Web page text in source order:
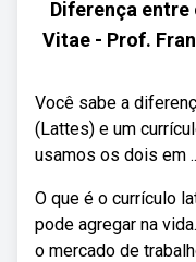
Diferença
Vitae - Prof.
Você sabe a
(Lattes) e um
usamos os dois em
O que é o currículo
pode agregar na
o mercado de